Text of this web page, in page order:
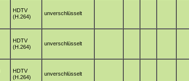
HDTV
(H.264)
unverschlüsselt
HDTV
(H.264)
unverschlüsselt
HDTV
(H.264)
unverschlüsselt